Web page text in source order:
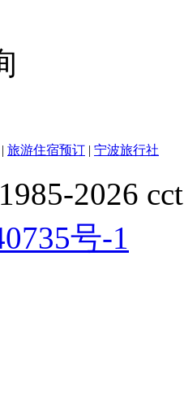
| 旅游住宿预订 | 宁波旅行社
2026
号-1